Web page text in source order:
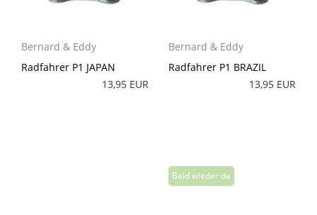
Bernard & Eddy
Radfahrer P1 JAPAN
13,95 EUR
Bernard & Eddy
Radfahrer P1 BRAZIL
13,95 EUR